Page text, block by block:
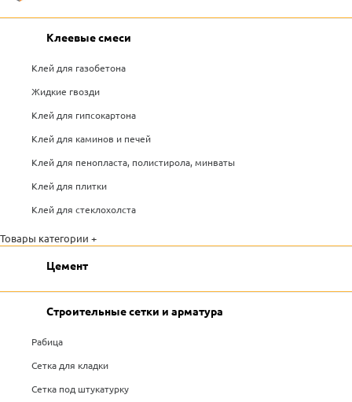
Клеевые смеси
Клей для газобетона
Жидкие гвозди
Клей для гипсокартона
Клей для каминов и печей
Клей для пенопласта, полистирола, минваты
Клей для плитки
Клей для стеклохолста
Товары категории +
Цемент
Строительные сетки и арматура
Рабица
Сетка для кладки
Сетка под штукатурку